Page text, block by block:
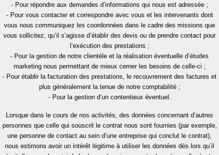
- Pour répondre aux demandes d’informations qui nous est adressée ;
- Pour vous contacter et correspondre avec vous et les intervenants dont
vous nous communiquez les coordonnées dans le cadre des missions que
vous sollicitez, qu’il s’agisse d’établir des devis ou de prendre contact pour
l’exécution des prestations ;
- Pour la gestion de notre clientèle et la réalisation éventuelle d’études
marketing nous permettant de mieux cerner les besoins de celle-ci ;
- Pour établir la facturation des prestations, le recouvrement des factures et
plus généralement la tenue de notre comptabilité ;
- Pour la gestion d’un contentieux éventuel.
Lorsque dans le cours de nos activités, des données concernant d’autres
personnes que celle qui souscrit le contrat nous sont fournies (par exemple,
une personne de contact au sein d’une entreprise qui conclut le contrat),
nous estimons avoir un intérêt légitime à utiliser les données dès lors qu’il